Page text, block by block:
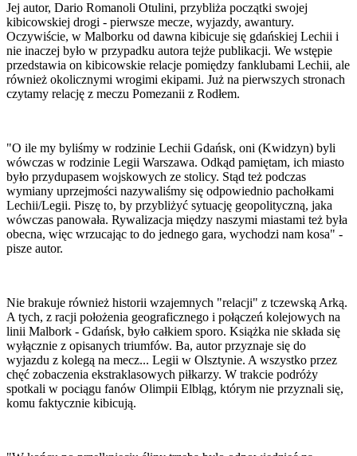
Jej autor, Dario Romanoli Otulini, przybliża początki swojej
kibicowskiej drogi - pierwsze mecze, wyjazdy, awantury.
Oczywiście, w Malborku od dawna kibicuje się gdańskiej Lechii i
nie inaczej było w przypadku autora tejże publikacji. We wstępie
przedstawia on kibicowskie relacje pomiędzy fanklubami Lechii, ale
również okolicznymi wrogimi ekipami. Już na pierwszych stronach
czytamy relację z meczu Pomezanii z Rodłem.
"O ile my byliśmy w rodzinie Lechii Gdańsk, oni (Kwidzyn) byli
wówczas w rodzinie Legii Warszawa. Odkąd pamiętam, ich miasto
było przydupasem wojskowych ze stolicy. Stąd też podczas
wymiany uprzejmości nazywaliśmy się odpowiednio pachołkami
Lechii/Legii. Piszę to, by przybliżyć sytuację geopolityczną, jaka
wówczas panowała. Rywalizacja między naszymi miastami też była
obecna, więc wrzucając to do jednego gara, wychodzi nam kosa" -
pisze autor.
Nie brakuje również historii wzajemnych "relacji" z tczewską Arką.
A tych, z racji położenia geograficznego i połączeń kolejowych na
linii Malbork - Gdańsk, było całkiem sporo. Książka nie składa się
wyłącznie z opisanych triumfów. Ba, autor przyznaje się do
wyjazdu z kolegą na mecz... Legii w Olsztynie. A wszystko przez
chęć zobaczenia ekstraklasowych piłkarzy. W trakcie podróży
spotkali w pociągu fanów Olimpii Elbląg, którym nie przyznali się,
komu faktycznie kibicują.